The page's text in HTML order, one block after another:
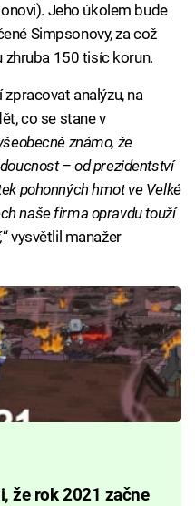
Jeho úkolem bude
Simpsonovy, za což
150 tisíc korun.
analýzu, na
co se stane v
známo, že
– od prezidentství
pohonných hmot ve Velké
naše firma opravdu touží
“ vysvětlil manažer
že rok 2021 začne